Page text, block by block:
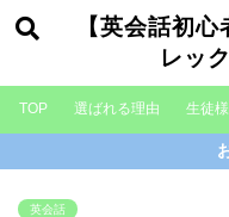
【英会話初
レッ
TOP 選ばれる理由 生徒
英会話